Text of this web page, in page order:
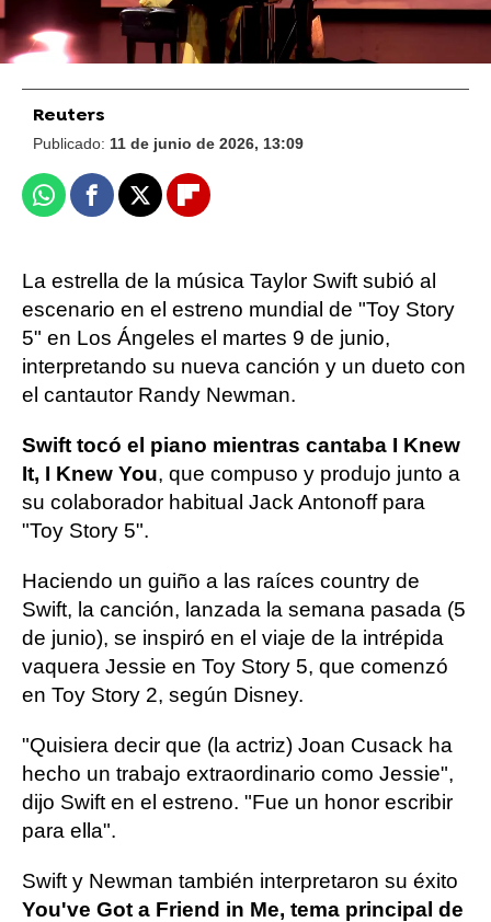
Reuters
Publicado: 11 de junio de 2026, 13:09
WhatsappFacebook
X Flipboard
La estrella de la música Taylor Swift subió al
escenario en el estreno mundial de "Toy Story
5" en Los Ángeles el martes 9 de junio,
interpretando su nueva canción y un dueto con
el cantautor Randy Newman.
Swift tocó el piano mientras cantaba I Knew
It, I Knew You, que compuso y produjo junto a
su colaborador habitual Jack Antonoff para
"Toy Story 5".
Haciendo un guiño a las raíces country de
Swift, la canción, lanzada la semana pasada (5
de junio), se inspiró en el viaje de la intrépida
vaquera Jessie en Toy Story 5, que comenzó
en Toy Story 2, según Disney.
"Quisiera decir que (la actriz) Joan Cusack ha
hecho un trabajo extraordinario como Jessie",
dijo Swift en el estreno. "Fue un honor escribir
para ella".
Swift y Newman también interpretaron su éxito
You've Got a Friend in Me, tema principal de